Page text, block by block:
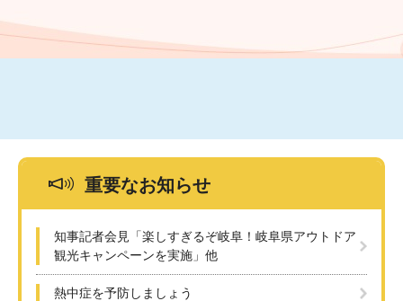
文
重要なお知らせ
知事記者会見「楽しすぎるぞ岐阜！岐阜県アウトドア
観光キャンペーンを実施」他
熱中症を予防しましょう